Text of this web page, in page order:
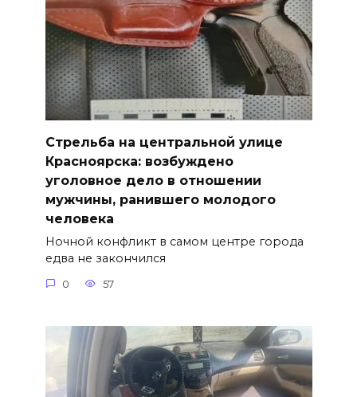
Стрельба на центральной улице
Красноярска: возбуждено
уголовное дело в отношении
мужчины, ранившего молодого
человека
Ночной конфликт в самом центре города
едва не закончился
0 57